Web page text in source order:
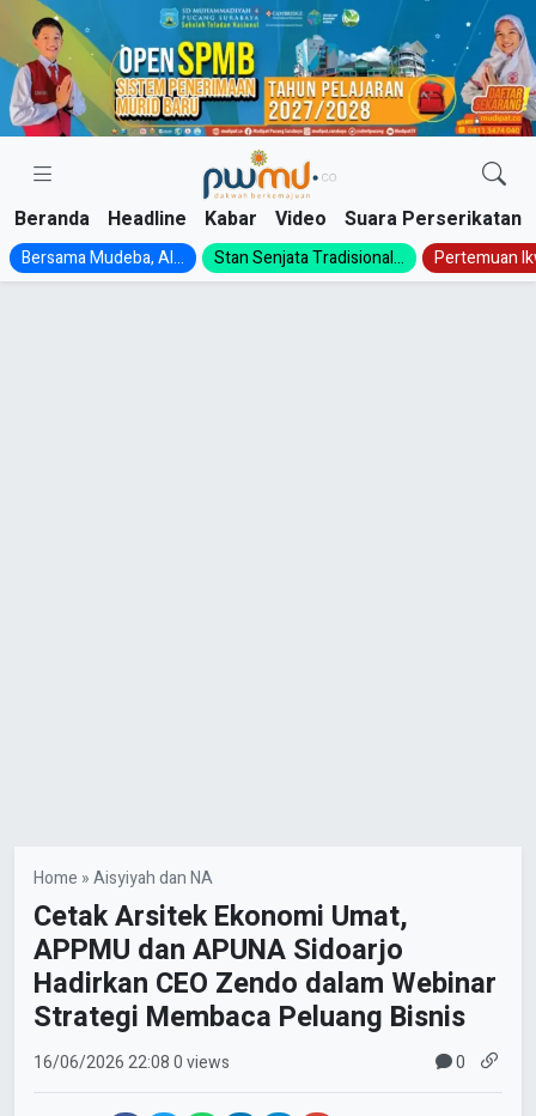
Skip
content
Beranda Headline Kabar Video Suara Perserikatan
Bersama Mudeba, Al... Stan Senjata Tradisional... Pertemuan
Home »Aisyiyah dan NA
Cetak Arsitek Ekonomi Umat,
APPMU dan APUNA Sidoarjo
Hadirkan CEO Zendo dalam Webinar
Strategi Membaca Peluang Bisnis
16/06/202622:080 views 0